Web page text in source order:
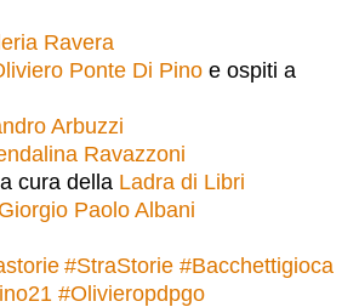
Ravera
Ponte Di Pino e ospiti a
Arbuzzi
Ravazzoni
cura della Ladra di Libri
Giorgio Paolo Albani
#StraStorie #Bacchettigioca
#Olivieropdpgo